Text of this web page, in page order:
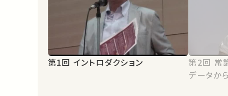
第1回 イントロダクション
第2回 常識をうまく手放す －集計
データか